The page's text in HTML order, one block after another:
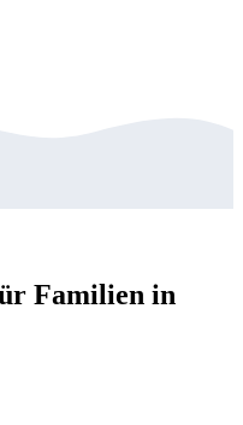
Familien in